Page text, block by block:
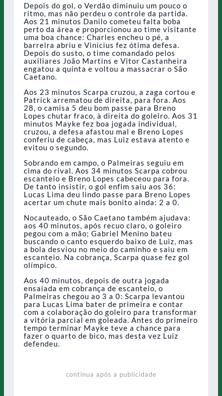
Depois do gol, o Verdão diminuiu um pouco o
ritmo, mas não perdeu o controle da partida.
Aos 21 minutos Danilo cometeu falta boba
perto da área e proporcionou ao time visitante
uma boa chance: Charles encheu o pé, a
barreira abriu e Vinicius fez ótima defesa.
Depois do susto, o time comandado pelos
auxiliares João Martins e Vitor Castanheira
engatou a quinta e voltou a massacrar o São
Caetano.
Aos 23 minutos Scarpa cruzou, a zaga cortou e
Patrick arrematou de direita, para fora. Aos
28, o camisa 5 deu bom passe para Breno
Lopes chutar fraco, à direita do goleiro. Aos 31
minutos Mayke fez boa jogada individual,
cruzou, a defesa afastou mal e Breno Lopes
conferiu de cabeça, mas Luiz estava atento e
evitou o segundo.
Sobrando em campo, o Palmeiras seguiu em
cima do rival. Aos 34 minutos Scarpa cobrou
escanteio e Breno Lopes cabeceou para fora.
De tanto insistir, o gol enfim saiu aos 36:
Lucas Lima deu lindo passe para Breno Lopes
acertar um chute mais bonito ainda: 2 a 0.
Nocauteado, o São Caetano também ajudava:
aos 40 minutos, após recuo claro, o goleiro
pegou com a mão; Gabriel Menino bateu
buscando o canto esquerdo baixo de Luiz, mas
a bola desviou no meio do caminho e saiu em
escanteio. Na cobrança, Scarpa quase fez gol
olímpico.
Aos 40 minutos, depois de outra jogada
ensaiada em cobrança de escanteio, o
Palmeiras chegou ao 3 a 0: Scarpa levantou
para Lucas Lima bater de primeira e contar
com a colaboração do goleiro para transformar
a vitória parcial em goleada. Antes do primeiro
tempo terminar Mayke teve a chance para
fazer o quarto de bico, mas desta vez Luiz
defendeu.
continua após a publicidade